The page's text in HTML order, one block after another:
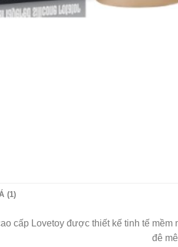
(1)
cấp Lovetoy được thiết kế tinh tế
đê